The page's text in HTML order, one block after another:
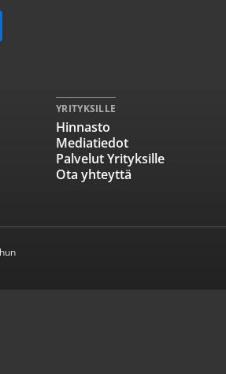
YRITYKSILLE
Hinnasto
Mediatiedot
Palvelut Yrityksille
Ota yhteyttä